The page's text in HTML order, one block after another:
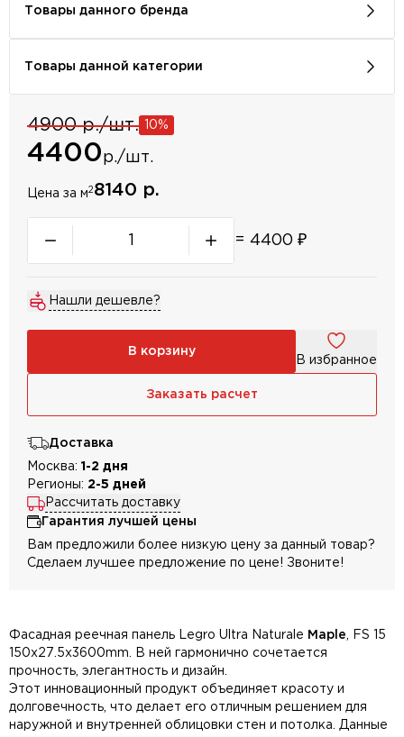
Товары данного бренда
Товары данной категории
4900 р./шт. 10%
4400р./шт.
Цена за м2 8140 р.
= 4400 ₽
Нашли дешевле?
В корзину
В избранное
Заказать расчет
Доставка
Москва: 1-2 дня
Регионы: 2-5 дней
Рассчитать доставку
Гарантия лучшей цены
Вам предложили более низкую цену за данный товар?
Сделаем лучшее предложение по цене! Звоните!
Фасадная реечная панель Legro Ultra Naturale Maple , FS 15
150х27.5х3600mm. В ней гармонично сочетается
прочность, элегантность и дизайн.
Этот инновационный продукт объединяет красоту и
долговечность, что делает его отличным решением для
наружной и внутренней облицовки стен и потолка. Данные